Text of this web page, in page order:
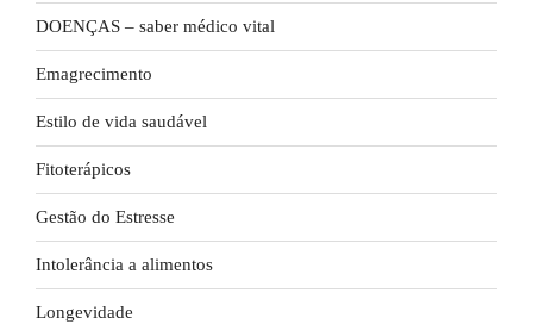
DOENÇAS – saber médico vital
Emagrecimento
Estilo de vida saudável
Fitoterápicos
Gestão do Estresse
Intolerância a alimentos
Longevidade